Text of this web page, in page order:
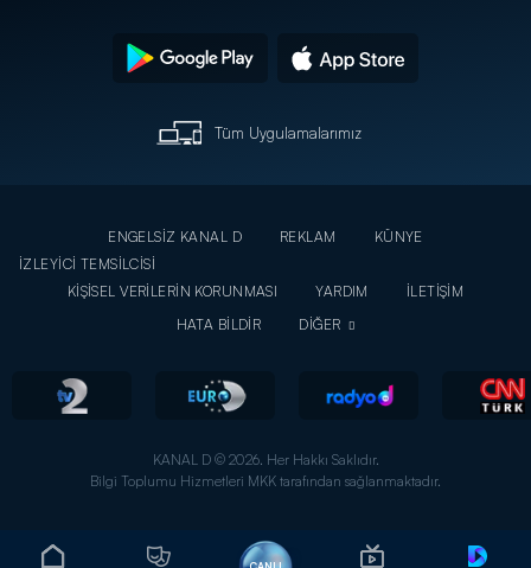
Tüm Uygulamalarımız
ENGELSİZ KANAL D REKLAM
KÜNYE
İZLEYİCİ TEMSİLCİSİ
KİŞİSEL VERİLERİN KORUNMASI
YARDIM
İLETİŞİM
HATA BİLDİR
DİĞER
KANAL D © 2026. Her Hakkı Saklıdır.
Bilgi Toplumu Hizmetleri MKK tarafından sağlanmaktadır.